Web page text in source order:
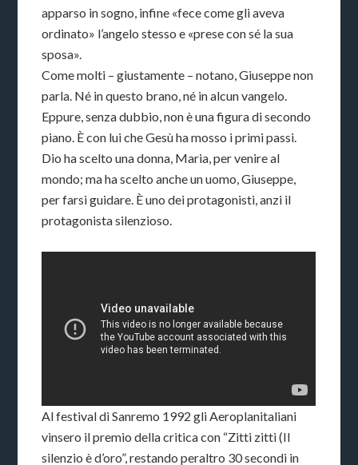
apparso in sogno, infine «fece come gli aveva
ordinato» l’angelo stesso e «prese con sé la sua
sposa».
Come molti – giustamente – notano, Giuseppe non
parla. Né in questo brano, né in alcun vangelo.
Eppure, senza dubbio, non è una figura di secondo
piano. È con lui che Gesù ha mosso i primi passi.
Dio ha scelto una donna, Maria, per venire al
mondo; ma ha scelto anche un uomo, Giuseppe,
per farsi guidare. È uno dei protagonisti, anzi il
protagonista silenzioso.
Al festival di Sanremo 1992 gli Aeroplanitaliani
vinsero il premio della critica con “Zitti zitti (Il
silenzio è d’oro”, restando peraltro 30 secondi in